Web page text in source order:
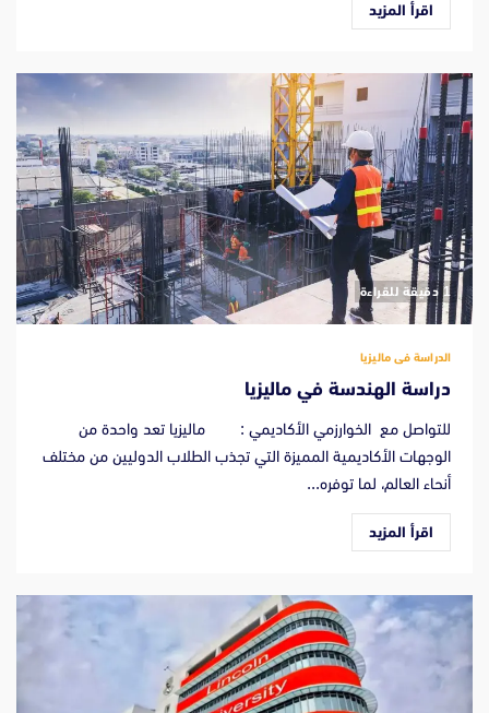
اقرأ المزيد
‫1 دقيقة للقراءة
الدراسة فى ماليزيا
دراسة الهندسة في ماليزيا
للتواصل مع الخوارزمي الأكاديمي : ماليزيا تعد واحدة من
الوجهات الأكاديمية المميزة التي تجذب الطلاب الدوليين من مختلف
أنحاء العالم، لما توفره...
اقرأ المزيد